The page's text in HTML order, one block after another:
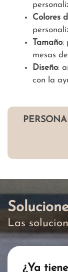
Colores
Tamaño:
mesas
Diseño:
con la
Las
¿Ya